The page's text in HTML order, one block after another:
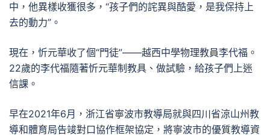
中，他異樣收獲很多，“孩子們的詫異與酷愛，是我保持上
去的動力”。
現在，忻元華收了個“門徒”——越西中學物理教員李代福。
22歲的李代福隨著忻元華制教具、做試驗，給孩子們上迷
信課。
早在2021年6月，浙江省寧波市教導局就與四川省涼山州教
導和體育局告竣對口協作框架協定，將寧波市的優質教導資